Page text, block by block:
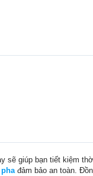
sẽ giúp bạn tiết kiệm
đảm bảo an toàn.